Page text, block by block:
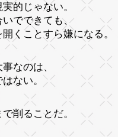
的じゃない。
でできても、
くことすら嫌になる。
なのは、
ない。
削ることだ。